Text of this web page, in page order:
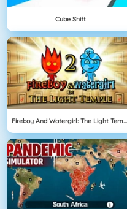
Cube Shift
Fireboy And Watergirl: The Light Temple